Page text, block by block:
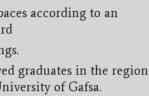
according to an
graduates in the region
of Gafsa.